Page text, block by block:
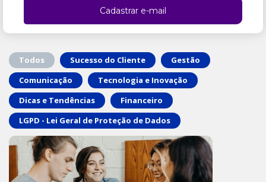
Todos Sucesso do Cliente
Gestão
Comunicação
Tecnologia e Inovação
Dicas e Tendências
Financeiro
LGPD - Lei Geral de Proteção de Dados